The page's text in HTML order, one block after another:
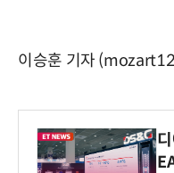
이승훈 기자